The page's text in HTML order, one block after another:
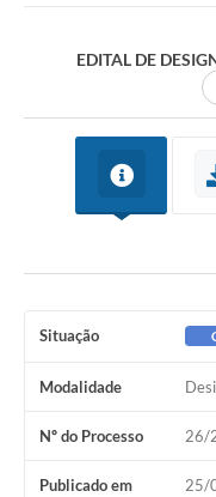
EDITAL DE
Situação
Modalidade
Nº do Processo 26/
Publicado em 25/